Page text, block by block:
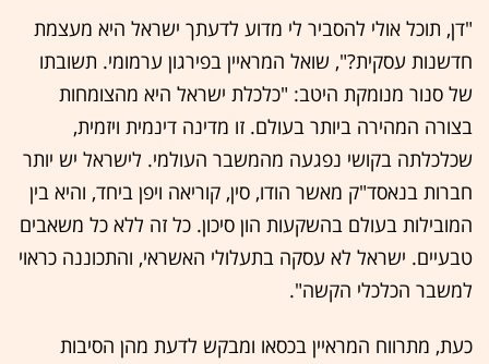
"דן, תוכל אולי להסביר לי מדוע לדעתך ישראל היא מעצמת
חדשנות עסקית?", שואל המראיין בפירגון ערמומי. תשובתו
של סנור מנומקת היטב: "כלכלת ישראל היא מהצומחות
בצורה המהירה ביותר בעולם. זו מדינה דינמית ויזמית,
שכלכלתה בקושי נפגעה מהמשבר העולמי. לישראל יש יותר
חברות בנאסד"ק מאשר הודו, סין, קוריאה ויפן ביחד, והיא בין
המובילות בעולם בהשקעות הון סיכון. כל זה ללא כל משאבים
טבעיים. ישראל לא עסקה בתעלולי האשראי, והתכוננה כראוי
למשבר הכלכלי הקשה".
כעת, מתרווח המראיין בכסאו ומבקש לדעת מהן הסיבות